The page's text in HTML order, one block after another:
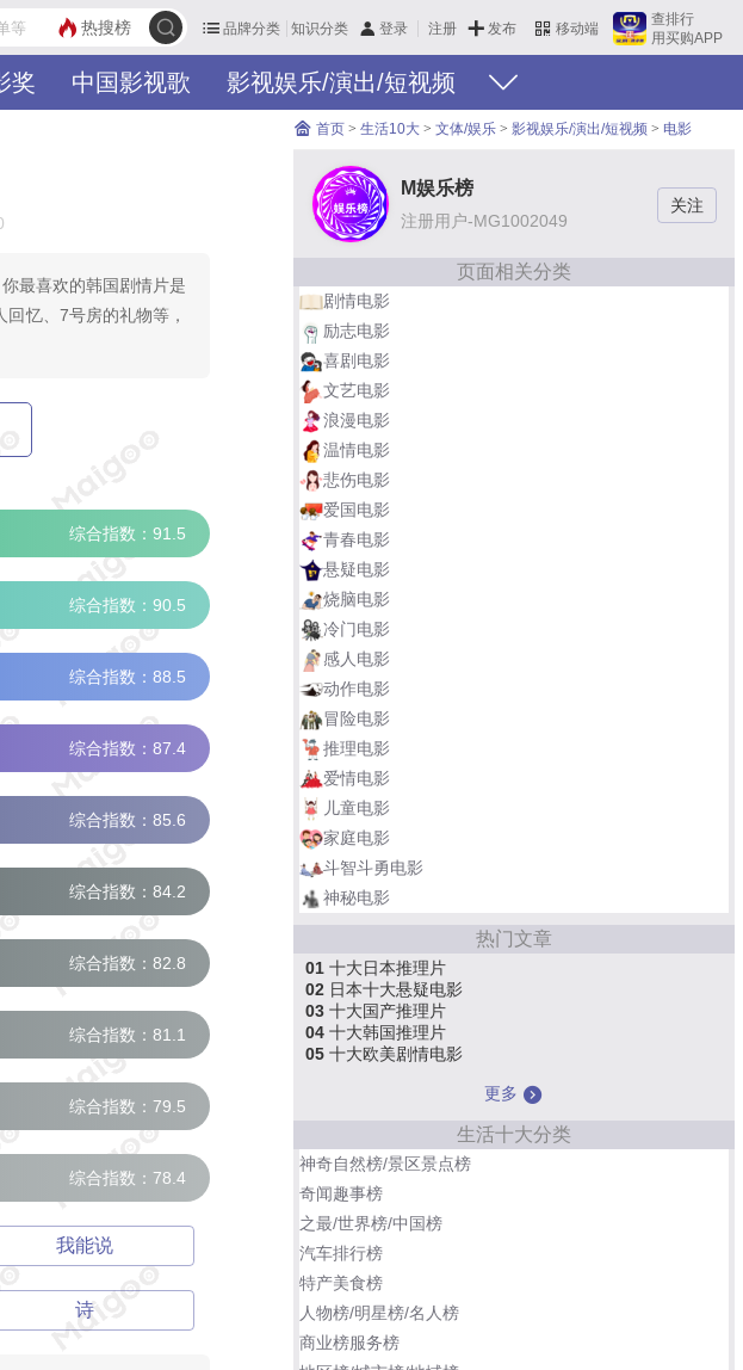
品牌分类 知识分类 登录 注册 发布 移动端
查排行
用买购APP
热搜榜
奖 中国影视歌 影视娱乐/演出/短视频
最喜欢的韩国剧情片是
忆、7号房的礼物等，
综合指数：91.5
综合指数：90.5
综合指数：88.5
综合指数：87.4
综合指数：85.6
综合指数：84.2
综合指数：82.8
综合指数：81.1
综合指数：79.5
综合指数：78.4
我能说
诗
熔炉
02 杀人回忆
素媛
7号房的礼物
寄生虫
我爱你
辩护人
恐怖直播
10 特工
阳光姐妹淘
我能说
首页 > 生活10大 > 文体/娱乐 > 影视娱乐/演出/短视频 > 电影
M娱乐榜
注册用户-MG1002049
页面相关分类
剧情电影
励志电影
喜剧电影
文艺电影
浪漫电影
温情电影
悲伤电影
爱国电影
青春电影
悬疑电影
烧脑电影
冷门电影
感人电影
动作电影
冒险电影
推理电影
爱情电影
儿童电影
家庭电影
斗智斗勇电影
神秘电影
热门文章
01 十大日本推理片
02 日本十大悬疑电影
03 十大国产推理片
04 十大韩国推理片
05 十大欧美剧情电影
更多
生活十大分类
神奇自然榜/景区景点榜
奇闻趣事榜
之最/世界榜/中国榜
汽车排行榜
特产美食榜
人物榜/明星榜/名人榜
商业榜服务榜